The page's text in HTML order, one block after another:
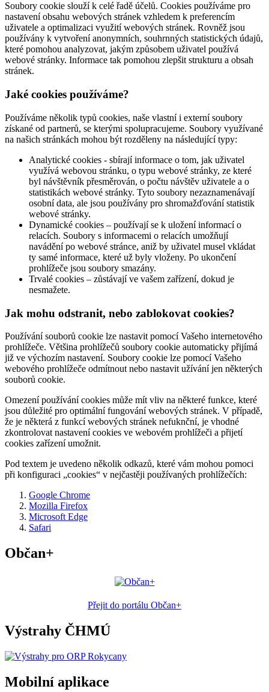
Soubory cookie slouží k celé řadě účelů. Cookies používáme pro
nastavení obsahu webových stránek vzhledem k preferencím
uživatele a optimalizaci využití webových stránek. Rovněž jsou
používány k vytvoření anonymních, souhrnných statistických údajů,
které pomohou analyzovat, jakým způsobem uživatel používá
webové stránky. Informace tak pomohou zlepšit strukturu a obsah
stránek.
Jaké cookies používáme?
Používáme několik typů cookies, naše vlastní i externí soubory
získané od partnerů, se kterými spolupracujeme. Soubory využívané
na našich stránkách mohou být rozděleny na následující typy:
Analytické cookies - sbírají informace o tom, jak uživatel
využívá webovou stránku, o typu webové stránky, ze které
byl návštěvník přesměrován, o počtu návštěv uživatele a o
statistikách webové stránky. Tyto soubory nezaznamenávají
osobní data, ale jsou používány pro shromažďování statistik
webové stránky.
Dynamické cookies – používají se k uložení informací o
relacích. Soubory s informacemi o relacích umožňují
navádění po webové stránce, aniž by uživatel musel vkládat
ty samé informace, které už byly vloženy. Po ukončení
prohlížeče jsou soubory smazány.
Trvalé cookies – zůstávají ve vašem zařízení, dokud je
nesmažete.
Jak mohu odstranit, nebo zablokovat cookies?
Používání souborů cookie lze nastavit pomocí Vašeho internetového
prohlížeče. Většina prohlížečů soubory cookie automaticky přijímá
již ve výchozím nastavení. Soubory cookie lze pomocí Vašeho
webového prohlížeče odmítnout nebo nastavit užívání jen některých
souborů cookie.
Omezení používání cookies může mít vliv na některé funkce, které
jsou důležité pro optimální fungování webových stránek. V případě,
že je některá z funkcí webových stránek nefuknční, je vhodné
zkontrolovat nastavení cookies ve webovém prohlížeči a přijetí
cookies zařízení umožnit.
Pod textem je uvedeno několik odkazů, které vám mohou pomoci
při konfiguraci „cookies“ v nejčastěji používaných prohlížečích:
Google Chrome
Mozilla Firefox
Microsoft Edge
Safari
Občan+
Přejit do portálu Občan+
Výstrahy ČHMÚ
Mobilní aplikace